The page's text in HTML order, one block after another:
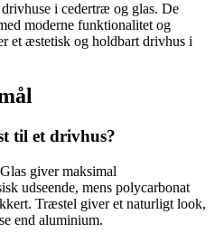
i cedertræ og glas. De
moderne funktionalitet og
et æstetisk og holdbart drivhus i
til et drivhus?
giver maksimal
udseende, mens polycarbonat
Træstel giver et naturligt look,
end aluminium.